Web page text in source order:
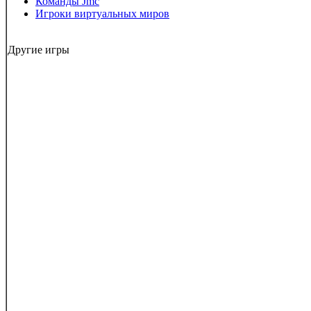
Игроки виртуальных миров
Другие игры